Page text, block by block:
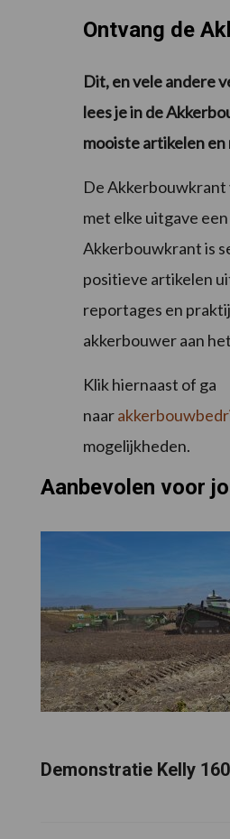
Ontvang de
Dit, en vele andere
lees je in de
mooiste artikelen
De Akkerbouwkrant
met elke uitgave
Akkerbouwkrant is
positieve artikelen
reportages en
akkerbouwer aan
Klik hiernaast of ga
naar
mogelijkheden.
Aanbevolen voor
Demonstratie Kelly